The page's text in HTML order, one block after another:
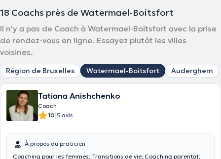
18 Coachs près de Watermael-Boitsfort
Il n'y a pas de Coach à Watermael-Boitsfort avec la prise
de rendez-vous en ligne. Essayez plutôt les villes
voisines.
Région de Bruxelles Watermael-Boitsfort Auderghem
Tatiana Anishchenko
Coach
10|5 avis
À propos du praticien
Coaching pour les femmes; Transitions de vie; Coaching parental;